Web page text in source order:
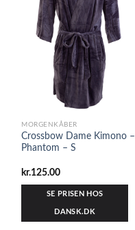
MORGENKÅBER
Crossbow Dame Kimono –
Phantom – S
kr.125.00
SE PRISEN HOS
DANSK.DK